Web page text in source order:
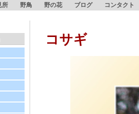
所 野鳥 野の花 ブログ コンタクト
コサギ